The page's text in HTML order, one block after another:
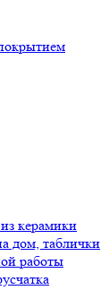
керамики
дом, таблички
работы